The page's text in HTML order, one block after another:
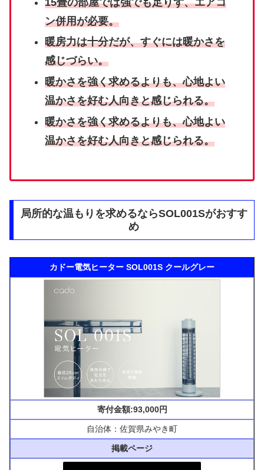
ン併用が必要。
暖房力は十分だが、すぐには暖かさを
感じづらい。
暖かさを強く求めるよりも、心地よい
温かさを好む人向きと感じられる。
暖かさを強く求めるよりも、心地よい
温かさを好む人向きと感じられる。
局所的な温もりを求めるならSOL001Sがおすす
め
カドー電気ヒーター SOL001S クールグレー
寄付金額:93,000円
自治体：佐賀県みやき町
掲載ページ